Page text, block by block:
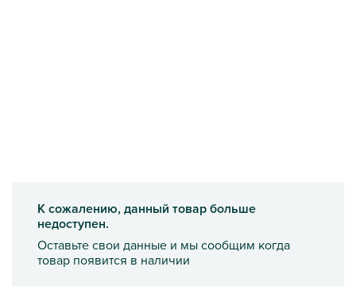
К сожалению, данный товар больше
недоступен.
Оставьте свои данные и мы сообщим когда
товар появится в наличии